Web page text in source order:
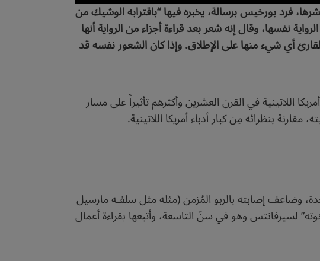
فرد بورخيس برسالة، يخبره فيها “باقترابه الوشيك من
نفسها، وقال إنه شعر بعد قراءة أجزاء من الرواية أنها
أي شيء منها على الإطلاق. وإذا كان الشعور نفسه قد
كتاب الشعر والنثر في أمريكا اللاتينية في القرن العشرين وأكثرهم تأثيراً على مسار
بنظرائه مِن كبار أدباء أمريكا اللاتينية.
وضاعف إصابته بالربو المُزمن (مثله مثل سلفـه مارسيل
لسيرفانتس وهو في سنّ التاسعة، وأتبعها بقراءة أعمال